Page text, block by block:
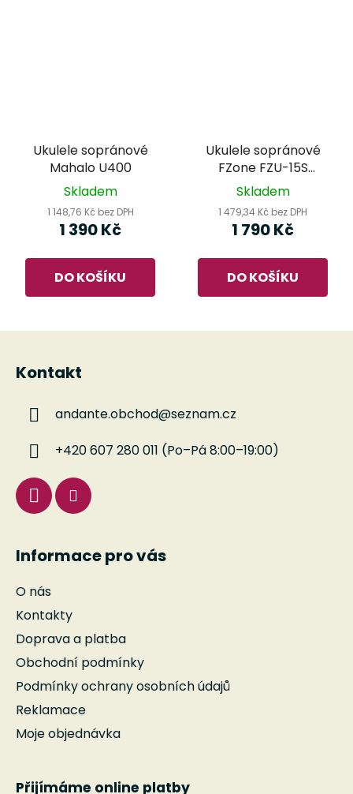
Ukulele sopránové
Mahalo U400
Skladem
1 148,76 Kč bez DPH
1 390 Kč
DO KOŠÍKU
Ukulele sopránové
FZone FZU-15S
Zebrano
Skladem
1 479,34 Kč bez DPH
1 790 Kč
DO KOŠÍKU
Z
Kontakt
andante.obchod@seznam.cz
+420 607 280 011 (Po–Pá 8:00–19:00)
Informace pro vás
O nás
Kontakty
Doprava a platba
Obchodní podmínky
Podmínky ochrany osobních údajů
Reklamace
Moje objednávka
Přijímáme online platby